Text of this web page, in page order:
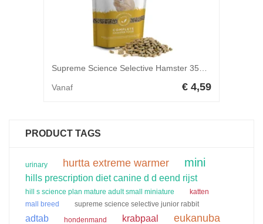
Vanaf € 4,59
PRODUCT TAGS
urinary hurtta extreme warmer mini
hills prescription diet canine d d eend rijst
hill s science plan mature adult small miniature
katten
mall breed
supreme science selective junior rabbit
adtab hondenmand krabpaal eukanuba